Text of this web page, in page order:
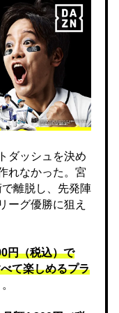
ダッシュを決め
れなかった。宮
離脱し、先発陣
ーグ優勝に狙え
円（税込）で
て楽しめるプラ